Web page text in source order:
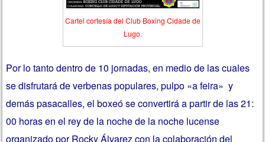
Cartel cortesía del Club Boxing Cidade de
Lugo.
Por lo tanto dentro de 10 jornadas, en medio de las cuales
se disfrutará de verbenas populares, pulpo «a feira» y
demás pasacalles, el boxeó se convertirá a partir de las 21:
00 horas en el rey de la noche de la noche lucense
organizado por Rocky Álvarez con la colaboración del